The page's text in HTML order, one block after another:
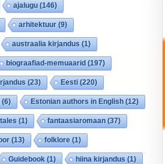
ajalugu (146)
arhitektuur(9)
austraalia kirjandus (1)
biograafiad-memuaarid (197)
(23) Eesti (220)
(6) Estonian authors in English (12)
(1) fantaasiaromaan (37)
(13) folklore (1)
Guidebook (1) hiina kirjandus (1)